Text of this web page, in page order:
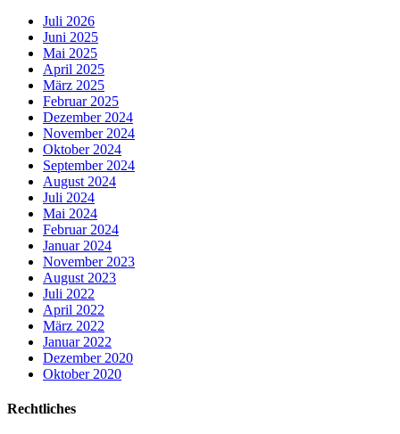
Juli 2026
Juni 2025
Mai 2025
April 2025
März 2025
Februar 2025
Dezember 2024
November 2024
Oktober 2024
September 2024
August 2024
Juli 2024
Mai 2024
Februar 2024
Januar 2024
November 2023
August 2023
Juli 2022
April 2022
März 2022
Januar 2022
Dezember 2020
Oktober 2020
Rechtliches